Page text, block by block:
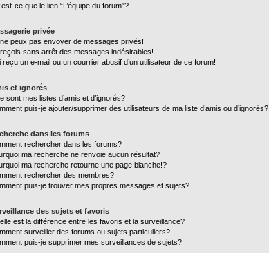
ce que le lien “L’équipe du forum”?
privée
peux pas envoyer de messages privés!
sans arrêt des messages indésirables!
reçu un e-mail ou un courrier abusif d’un utilisateur de ce forum!
et ignorés
sont mes listes d’amis et d’ignorés?
puis-je ajouter/supprimer des utilisateurs de ma liste d’amis ou d’ignorés?
dans les forums
rechercher dans les forums?
ma recherche ne renvoie aucun résultat?
ma recherche retourne une page blanche!?
rechercher des membres?
puis-je trouver mes propres messages et sujets?
des sujets et favoris
est la différence entre les favoris et la surveillance?
surveiller des forums ou sujets particuliers?
puis-je supprimer mes surveillances de sujets?